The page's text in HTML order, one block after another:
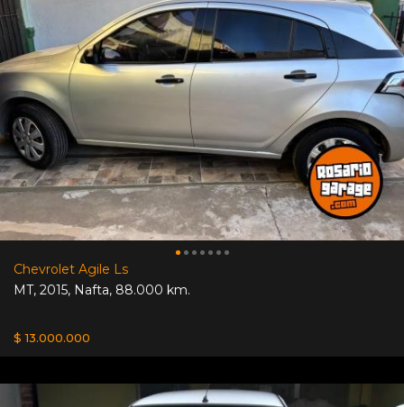
Chevrolet Agile Ls
MT, 2015, Nafta, 88.000 km.
$ 13.000.000